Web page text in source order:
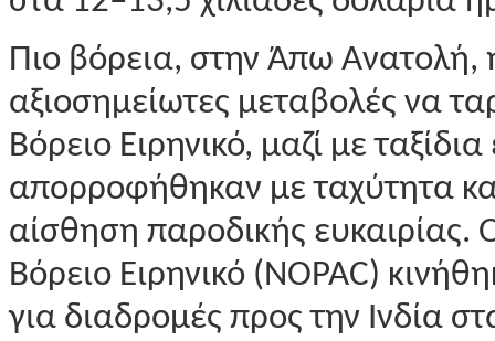
Πιο βόρεια, στην Άπω
αξιοσημείωτες μεταβολές να
Βόρειο Ειρηνικό, μαζί με
απορροφήθηκαν με ταχύτητα
αίσθηση παροδικής ευκαιρίας.
Βόρειο Ειρηνικό (NOPAC)
για διαδρομές προς την Ινδία